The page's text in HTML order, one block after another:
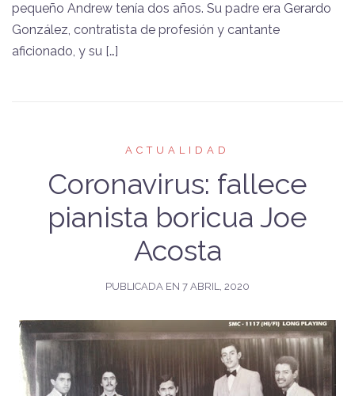
pequeño Andrew tenía dos años. Su padre era Gerardo
González, contratista de profesión y cantante
aficionado, y su […]
ACTUALIDAD
Coronavirus: fallece
pianista boricua Joe
Acosta
PUBLICADA EN 7 ABRIL, 2020